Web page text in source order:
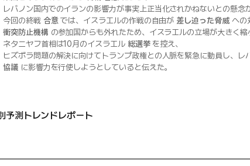
レバノン国内でのイランの影響力が事実上正当化されかねないとの懸念
今回の終戦 合意では、イスラエルの作戦の自由が 差し迫った脅威への
衝突防止機構 の参加国からも外れたため、イスラエルの立場が大きく縮
ネタニヤフ首相は10月のイスラエル 総選挙を控え、
ヒズボラ問題の解決に向けてトランプ政権との人脈を緊急に動員し、レ
協議に影響力を行使しようとしていると伝えた。
予測トレンドレポート